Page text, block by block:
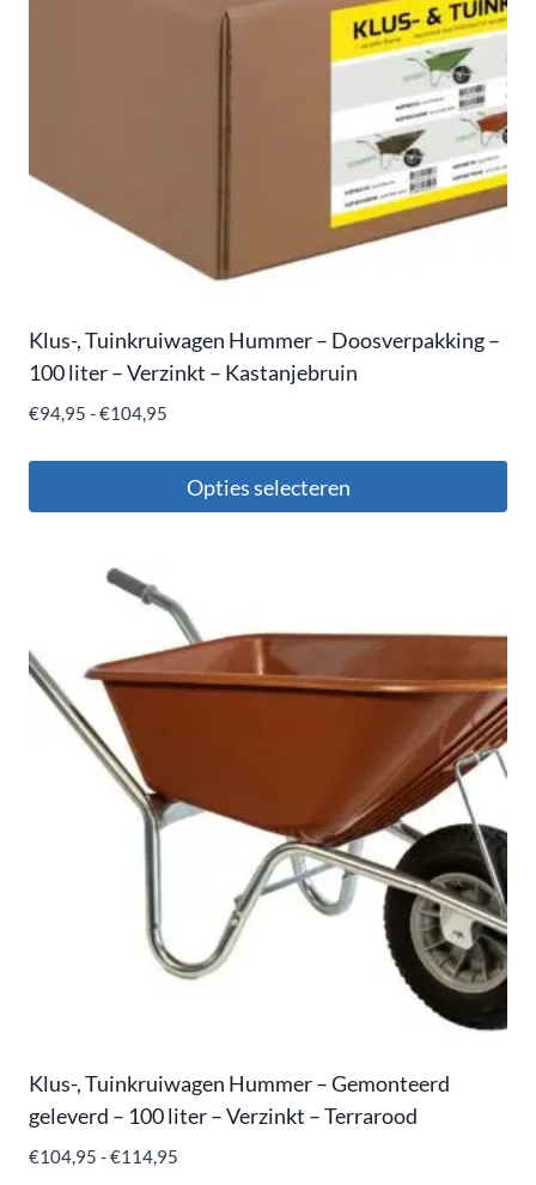
Klus-, Tuinkruiwagen Hummer – Doosverpakking –
100 liter – Verzinkt – Kastanjebruin
€94,95 -€104,95
Opties selecteren
Klus-, Tuinkruiwagen Hummer – Gemonteerd
geleverd – 100 liter – Verzinkt – Terrarood
€104,95 -€114,95